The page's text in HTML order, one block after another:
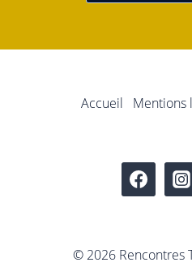
Accueil Mentions
© 2026 Rencontres